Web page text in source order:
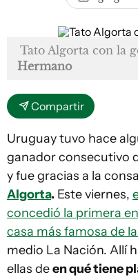
Tato Algorta con la
Hermano
Compartir
Uruguay tuvo hace
ganador consecutivo
y fue gracias a la
Algorta. Este viernes,
concedió la primera
casa más famosa de
medio La Nación. Allí
ellas deen qué tiene